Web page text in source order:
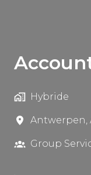
Hybride
Antwerpen
Group